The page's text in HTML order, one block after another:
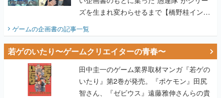
若ゲのいたり〜ゲームクリエイターの青春〜
田中圭一のゲーム業界取材マンガ『若ゲの
いたり』第2巻が発売。『ポケモン』田尻
智さん、『ゼビウス』遠藤雅伸さんらの貴
重なエピソードを収録
【田中圭一連載：アイマス/ガンダム 戦場